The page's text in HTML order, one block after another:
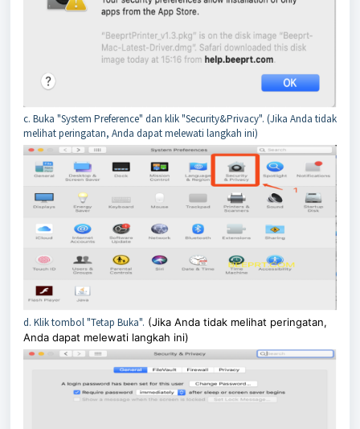
c. Buka "System Preference" dan klik "Security&Privacy". (Jika Anda tidak
melihat peringatan, Anda dapat melewati langkah ini)
d. Klik tombol "Tetap Buka". (Jika Anda tidak melihat peringatan,
Anda dapat melewati langkah ini)